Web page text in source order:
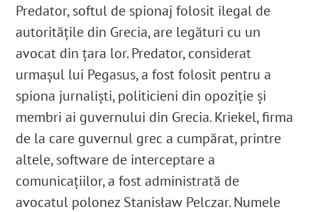
Predator, softul de spionaj folosit ilegal de
autorităţile din Grecia, are legături cu un
avocat din ţara lor. Predator, considerat
urmaşul lui Pegasus, a fost folosit pentru a
spiona jurnalişti, politicieni din opoziţie şi
membri ai guvernului din Grecia. Kriekel, firma
de la care guvernul grec a cumpărat, printre
altele, software de interceptare a
comunicațiilor, a fost administrată de
avocatul polonez Stanisław Pelczar. Numele